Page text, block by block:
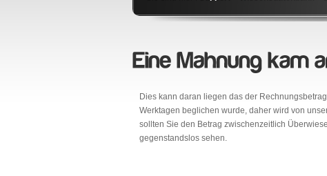
Dies kann daran liegen das der
Werktagen beglichen wurde, daher wird von
sollten Sie den Betrag zwischenzeitlich
gegenstandslos sehen.